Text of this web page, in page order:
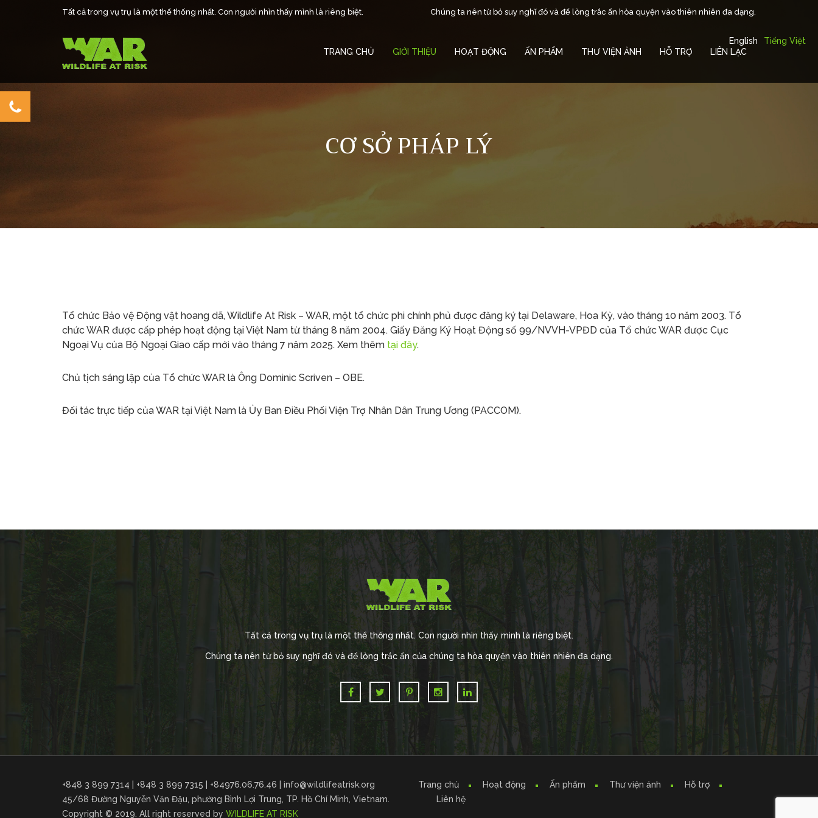
Tất cả trong vụ trụ là một thể thống nhất. Con người nhìn thấy mình là riêng biệt. Chúng ta nên từ bỏ suy nghĩ đó và để lòng trắc ẩn hòa quyện vào thiên nhiên đa dạng.
TRANG CHỦ GIỚI THIỆU HOẠT ĐỘNG ẤN PHẨM THƯ VIỆN ẢNH HỖ TRỢ LIÊN LẠC
Tiếng Việt
English
CƠ SỞ PHÁP LÝ
Tổ chức Bảo vệ Động vật hoang dã, Wildlife At Risk – WAR, một tổ chức phi chính phủ được đăng ký tại Delaware, Hoa Kỳ, vào tháng 10 năm 2003. Tổ
chức WAR được cấp phép hoạt động tại Việt Nam từ tháng 8 năm 2004. Giấy Đăng Ký Hoạt Động số 99/NVVH-VPĐD của Tổ chức WAR được Cục
Ngoại Vụ của Bộ Ngoại Giao cấp mới vào tháng 7 năm 2025. Xem thêm tại đây.
Chủ tịch sáng lập của Tổ chức WAR là Ông Dominic Scriven – OBE.
Đối tác trực tiếp của WAR tại Việt Nam là Ủy Ban Điều Phối Viện Trợ Nhân Dân Trung Ương (PACCOM).
Tất cả trong vụ trụ là một thể thống nhất. Con người nhìn thấy mình là riêng biệt.
Chúng ta nên từ bỏ suy nghĩ đó và để lòng trắc ẩn của chúng ta hòa quyện vào thiên nhiên đa dạng.
+848 3 899 7314 | +848 3 899 7315 | +84976.06.76.46 | info@wildlifeatrisk.org
45/68 Đường Nguyễn Văn Đậu, phường Bình Lợi Trung, TP. Hồ Chí Minh, Vietnam.
Copyright © 2019. All right reserved by WILDLIFE AT RISK
Trang chủ Hoạt động Ấn phẩm Thư viện ảnh
Hỗ trợ
Liên hệ